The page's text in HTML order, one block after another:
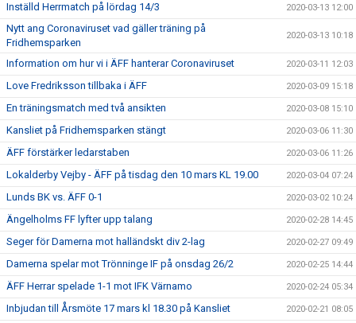
Inställd Herrmatch på lördag 14/3 2020-03-13 12:00
Nytt ang Coronaviruset vad gäller träning på
Fridhemsparken
2020-03-13 10:18
Information om hur vi i ÄFF hanterar Coronaviruset 2020-03-11 12:03
Love Fredriksson tillbaka i ÄFF 2020-03-09 15:18
En träningsmatch med två ansikten 2020-03-08 15:10
Kansliet på Fridhemsparken stängt 2020-03-06 11:30
ÄFF förstärker ledarstaben 2020-03-06 11:26
Lokalderby Vejby - ÄFF på tisdag den 10 mars KL 19.00 2020-03-04 07:24
Lunds BK vs. ÄFF 0-1 2020-03-02 10:24
Ängelholms FF lyfter upp talang 2020-02-28 14:45
Seger för Damerna mot halländskt div 2-lag 2020-02-27 09:49
Damerna spelar mot Trönninge IF på onsdag 26/2 2020-02-25 14:44
ÄFF Herrar spelade 1-1 mot IFK Värnamo 2020-02-24 05:34
Inbjudan till Årsmöte 17 mars kl 18.30 på Kansliet 2020-02-21 08:05